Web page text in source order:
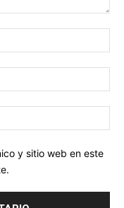
y sitio web en este